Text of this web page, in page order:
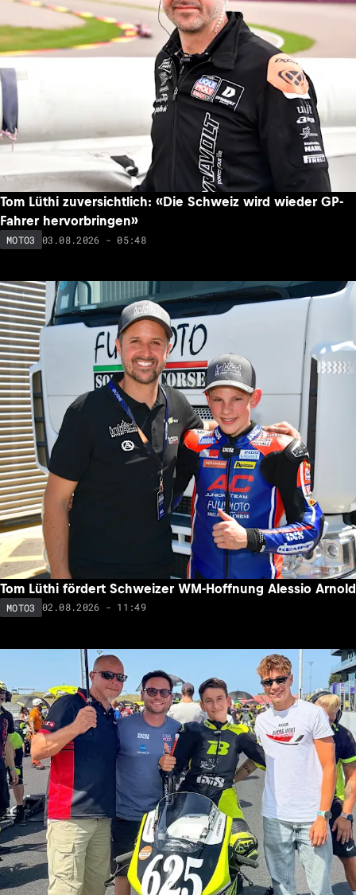
Tom Lüthi zuversichtlich: «Die Schweiz wird wieder GP-
Fahrer hervorbringen»
MOTO3 03.08.2026 - 05:48
Tom Lüthi fördert Schweizer WM-Hoffnung Alessio Arnold
MOTO3 02.08.2026 - 11:49